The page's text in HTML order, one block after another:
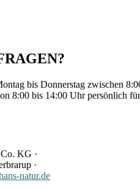
bis Donnerstag zwischen
8:00 bis 14:00 Uhr persönlich für
KG ·
·
natur.de